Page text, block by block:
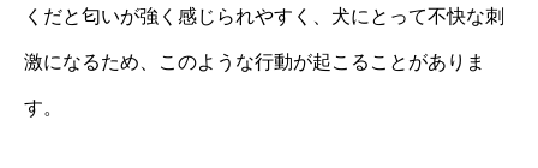
くだと匂いが強く感じられやすく、犬にとって不快な刺
激になるため、このような行動が起こることがありま
す。